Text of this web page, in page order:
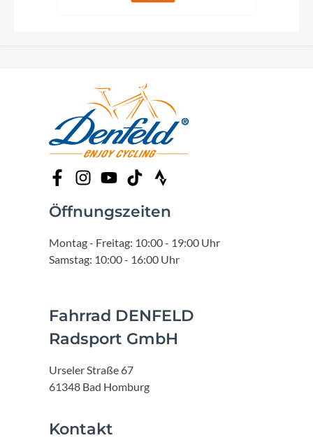
Öffnungszeiten
Montag - Freitag: 10:00 - 19:00 Uhr
Samstag: 10:00 - 16:00 Uhr
Fahrrad DENFELD
Radsport GmbH
Urseler Straße 67
61348 Bad Homburg
Kontakt